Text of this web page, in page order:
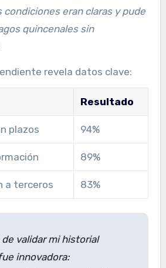
condiciones eran claras y pude
quincenales sin
revela datos clave:
Resultado
plazos 94%
89%
a terceros 83%
validar mi historial
innovadora: